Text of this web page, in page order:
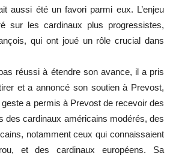
aussi été un favori parmi eux. L’enjeu
sur les cardinaux plus progressistes,
qui ont joué un rôle crucial dans
réussi à étendre son avance, il a pris
et a annoncé son soutien à Prevost,
a permis à Prevost de recevoir des
des cardinaux américains modérés, des
notamment ceux qui connaissaient
et des cardinaux européens. Sa